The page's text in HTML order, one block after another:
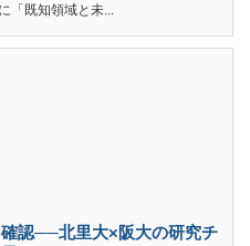
「既知領域と未...
認──北里大×阪大の研究チ